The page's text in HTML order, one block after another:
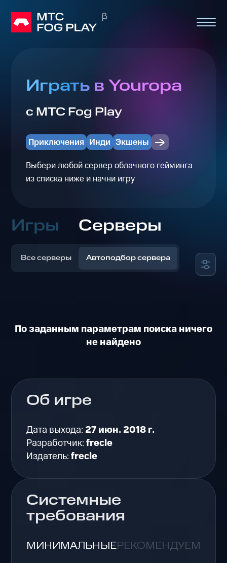
Играть в Youropa
с МТС Fog Play
Приключения Инди Экшены
Выбери любой сервер облачного гейминга
из списка ниже и начни игру
Игры Серверы
Все серверы Автоподбор сервера
По заданным параметрам поиска ничего
не найдено
Об игре
Дата выхода: 27 июн. 2018 г.
Разработчик:frecle
Издатель:frecle
Системные
требования
МИНИМАЛЬНЫЕРЕКОМЕНДУЕМЫЕ